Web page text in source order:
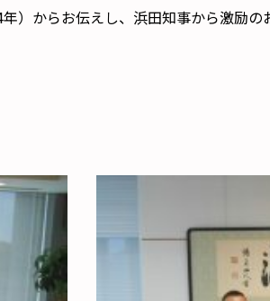
からお伝えし、浜田知事から激励の